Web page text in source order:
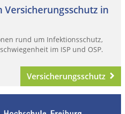
in
rund um Infektionsschutz,
im ISP und OSP.
Versicherungsschutz